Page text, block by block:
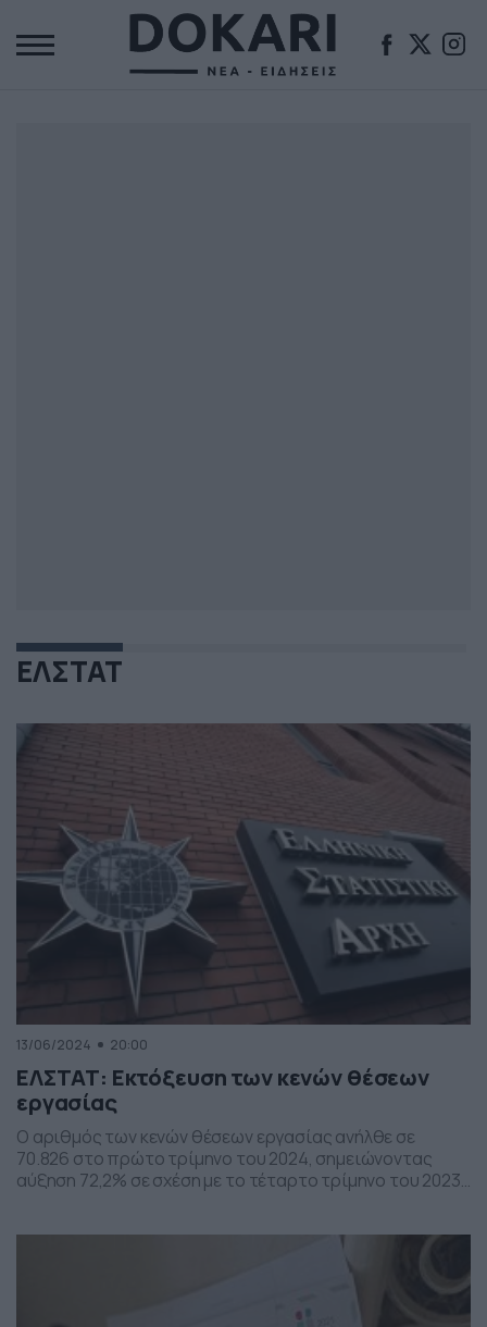
ΕΛΣΤΑΤ
13/06/2024 20:00
ΕΛΣΤΑΤ: Εκτόξευση των κενών θέσεων
εργασίας
Ο αριθμός των κενών θέσεων εργασίας ανήλθε σε
70.826 στο πρώτο τρίμηνο του 2024, σημειώνοντας
αύξηση 72,2% σε σχέση με το τέταρτο τρίμηνο του 2023
καλυφθούν μέσα σε διάστημα όχι μεγαλύτερο των τριών